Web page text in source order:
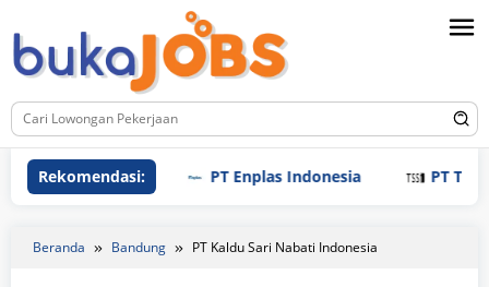
ke
konten
Rekomendasi: PT Enplas Indonesia PT Tri
Beranda Bandung PT Kaldu Sari Nabati Indonesia